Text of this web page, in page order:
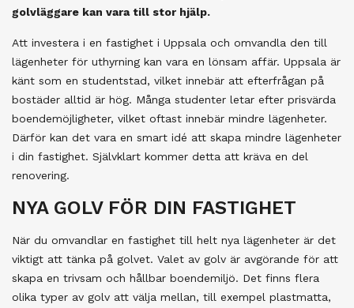
golvläggare kan vara till stor hjälp.
Att investera i en fastighet i Uppsala och omvandla den till
lägenheter för uthyrning kan vara en lönsam affär. Uppsala är
känt som en studentstad, vilket innebär att efterfrågan på
bostäder alltid är hög. Många studenter letar efter prisvärda
boendemöjligheter, vilket oftast innebär mindre lägenheter.
Därför kan det vara en smart idé att skapa mindre lägenheter
i din fastighet. Självklart kommer detta att kräva en del
renovering.
NYA GOLV FÖR DIN FASTIGHET
När du omvandlar en fastighet till helt nya lägenheter är det
viktigt att tänka på golvet. Valet av golv är avgörande för att
skapa en trivsam och hållbar boendemiljö. Det finns flera
olika typer av golv att välja mellan, till exempel plastmatta,